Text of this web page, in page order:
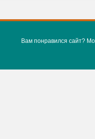
Вам понравился сайт?